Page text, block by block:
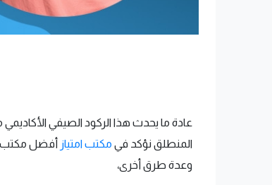
عادة ما يحدث هذا الركود الصيفي
المنطلق نؤكد في مكتب امتياز أفضل مكتب
وعدة طرق أخرى،